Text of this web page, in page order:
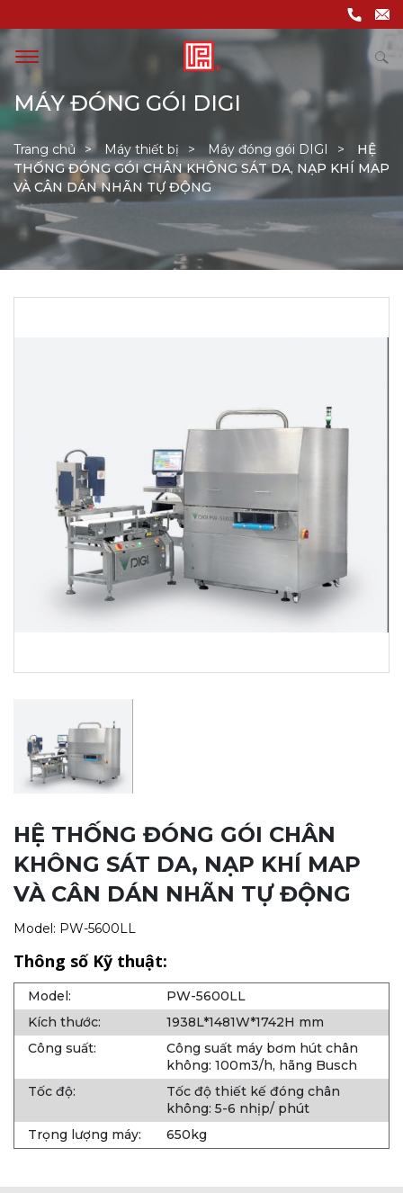
MÁY ĐÓNG GÓI DIGI
Trang chủ Máy thiết bị Máy đóng gói DIGI
HỆ
THỐNG ĐÓNG GÓI CHÂN KHÔNG SÁT DA, NẠP KHÍ MAP
VÀ CÂN DÁN NHÃN TỰ ĐỘNG
HỆ THỐNG ĐÓNG GÓI CHÂN
KHÔNG SÁT DA, NẠP KHÍ MAP
VÀ CÂN DÁN NHÃN TỰ ĐỘNG
Model: PW-5600LL
Thông số Kỹ thuật:
Model:
PW-5600LL
Kích thước:
1938L*1481W*1742H mm
Công suất:
Công suất máy bơm hút chân
không: 100m3/h, hãng Busch
Tốc độ:
Tốc độ thiết kế đóng chân
không: 5-6 nhịp/ phút
Trọng lượng máy:
650kg